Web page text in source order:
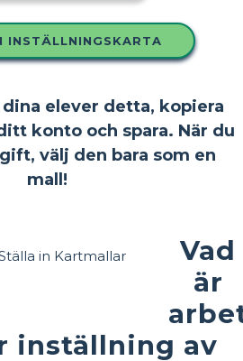
INSTÄLLNINGSKARTA
elever detta, kopiera
konto och spara. När du
välj den bara som en
mall!
Vad
är
inställning av